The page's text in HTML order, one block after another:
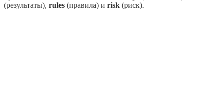
(результаты), rules (правила) и risk (риск).